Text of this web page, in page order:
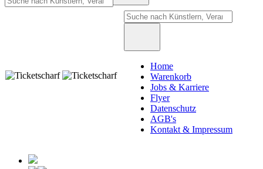
Home
Warenkorb
Jobs & Karriere
Flyer
Datenschutz
AGB's
Kontakt & Impressum